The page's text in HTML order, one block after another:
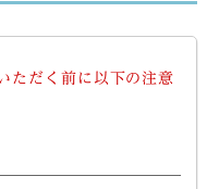
ただく前に以下の注意